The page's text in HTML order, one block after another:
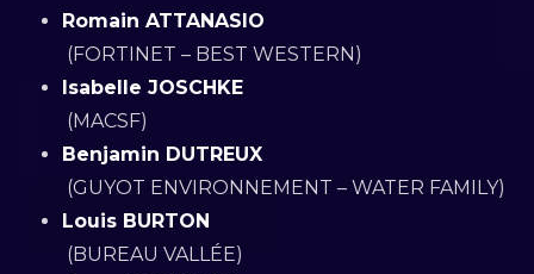
Romain ATTANASIO
(FORTINET – BEST WESTERN)
Isabelle JOSCHKE
(MACSF)
Benjamin DUTREUX
(GUYOT ENVIRONNEMENT – WATER FAMILY)
Louis BURTON
(BUREAU VALLÉE)